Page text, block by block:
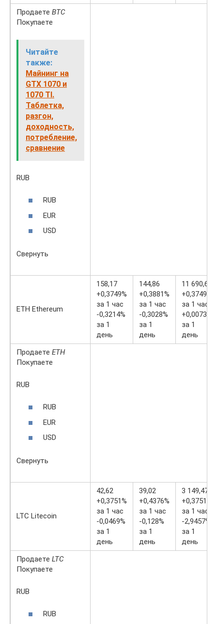
Продаете BTC
Покупаете
Читайте
также:
Майнинг на
GTX 1070 и
1070 TI.
Таблетка,
разгон,
доходность,
потребление,
сравнение
RUB
RUB
EUR
USD
Свернуть
ETH Ethereum
158,17
+0,3749%
за 1 час
-0,3214%
за 1
день
144,86
+0,3881%
за 1 час
-0,3028%
за 1
день
11 690,67
+0,3749%
за 1 час
+0,0073%
за 1
день
Продаете ETH
Покупаете
RUB
RUB
EUR
USD
Свернуть
LTC Litecoin
42,62
+0,3751%
за 1 час
-0,0469%
за 1
день
39,02
+0,4376%
за 1 час
-0,128%
за 1
день
3 149,47
+0,3751%
за 1 час
-2,9457%
за 1
день
Продаете LTC
Покупаете
RUB
RUB